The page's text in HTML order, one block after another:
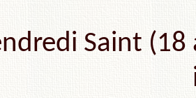
Saint